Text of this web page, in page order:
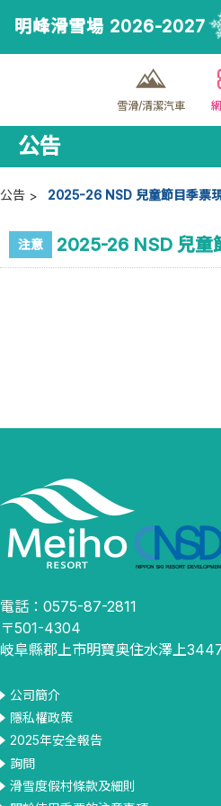
明峰滑雪場 2026-2027
雪滑/清潔汽車
公告
公告 2025-26 NSD 兒童節目季票
注意 2025-26 NSD 兒童
電話：0575-87-2811
〒501-4304
岐阜縣郡上市明寶奥住水澤上
公司簡介
隱私權政策
2025年安全報告
詢問
滑雪度假村條款及細則